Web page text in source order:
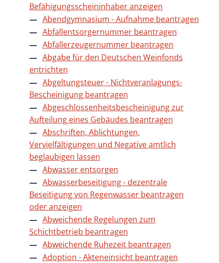
Befähigungsscheininhaber anzeigen
Abendgymnasium - Aufnahme beantragen
Abfallentsorgernummer beantragen
Abfallerzeugernummer beantragen
Abgabe für den Deutschen Weinfonds
entrichten
Abgeltungsteuer - Nichtveranlagungs-
Bescheinigung beantragen
Abgeschlossenheitsbescheinigung zur
Aufteilung eines Gebäudes beantragen
Abschriften, Ablichtungen,
Vervielfältigungen und Negative amtlich
beglaubigen lassen
Abwasser entsorgen
Abwasserbeseitigung - dezentrale
Beseitigung von Regenwasser beantragen
oder anzeigen
Abweichende Regelungen zum
Schichtbetrieb beantragen
Abweichende Ruhezeit beantragen
Adoption - Akteneinsicht beantragen